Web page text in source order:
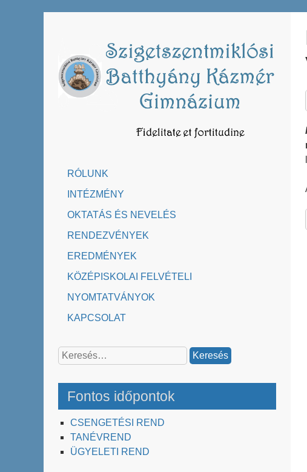
RÓLUNK
INTÉZMÉNY
OKTATÁS ÉS NEVELÉS
RENDEZVÉNYEK
EREDMÉNYEK
KÖZÉPISKOLAI FELVÉTELI
NYOMTATVÁNYOK
KAPCSOLAT
Keresés:
Fontos időpontok
CSENGETÉSI REND
TANÉVREND
ÜGYELETI REND